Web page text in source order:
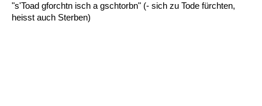
"s'Toad gforchtn isch a gschtorbn" (- sich zu Tode fürchten,
heisst auch Sterben)